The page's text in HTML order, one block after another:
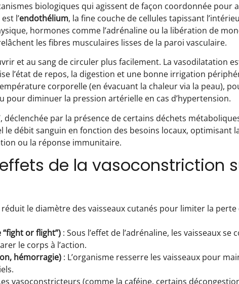
biologiques qui agissent de façon coordonnée pour
l’endothélium, la fine couche de cellules tapissant
hormones comme l’adrénaline ou la libération de
les fibres musculaires lisses de la paroi vasculaire.
et au sang de circuler plus facilement. La vasodilatation
l’état de repos, la digestion et une bonne irrigation
corporelle (en évacuant la chaleur via la peau),
pour diminuer la pression artérielle en cas d’hypertension.
par la présence de certains déchets
le débit sanguin en fonction des besoins locaux, optimisant
ou la réponse immunitaire.
de la vasoconstriction
le diamètre des vaisseaux cutanés pour limiter la
or flight”) : Sous l’effet de l’adrénaline, les vaisseaux
le corps à l’action.
hémorragie) : L’organisme resserre les vaisseaux pour
vasoconstricteurs (comme la caféine, certains